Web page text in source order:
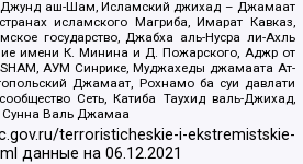
Джунд аш-Шам, Исламский джихад – Джамаат
исламского Магриба, Имарат Кавказ,
государство, Джабха аль-Нусра ли-Ахль
имени К. Минина и Д. Пожарского, Аджр от
SHAM, АУМ Синрике, Муджахеды джамаата Ат-
Джамаат, Рохнамо ба суи давлати
Сеть, Катиба Таухид валь-Джихад,
Валь Джамаа
terroristicheskie-i-ekstremistskie-
данные на06.12.2021